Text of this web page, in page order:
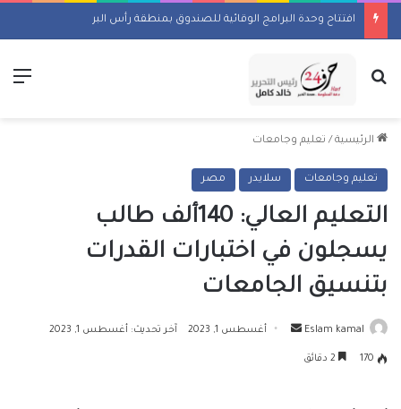
افتتاح وحدة البرامج الوقائية للصندوق بمنطقة رأس البر
بحث عن
الرئيسية / تعليم وجامعات
تعليم وجامعات سلايدر مصر
التعليم العالي: 140ألف طالب
يسجلون في اختبارات القدرات
بتنسيق الجامعات
Eslam kamal
أرسل أغسطس 1, 2023 آخر تحديث: أغسطس 1, 2023
170